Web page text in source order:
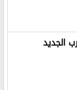
الجديد